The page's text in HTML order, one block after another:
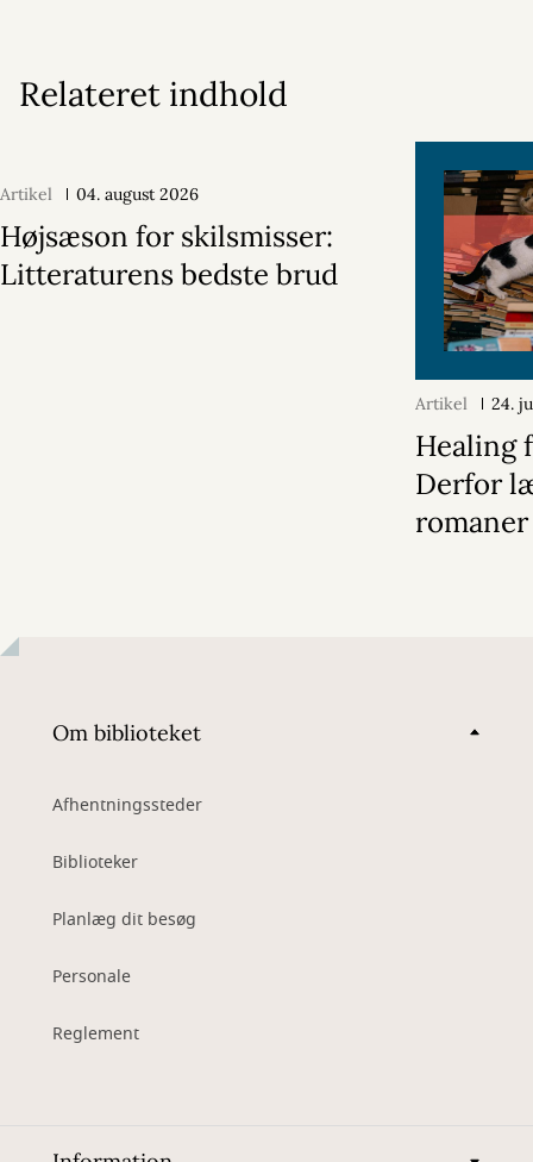
Relateret indhold
Artikel 04. august 2026
Højsæson for skilsmisser:
Litteraturens bedste brud
Artikel 24.
Healing
Derfor
Om biblioteket
Afhentningssteder
Biblioteker
Planlæg dit besøg
Personale
Reglement